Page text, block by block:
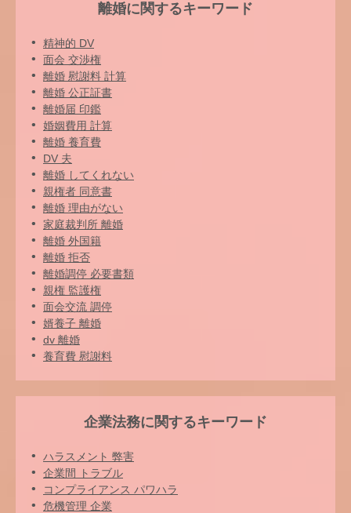
離婚に関するキーワード
精神的 DV
面会 交渉権
離婚 慰謝料 計算
離婚 公正証書
離婚届 印鑑
婚姻費用 計算
離婚 養育費
DV 夫
離婚 してくれない
親権者 同意書
離婚 理由がない
家庭裁判所 離婚
離婚 外国籍
離婚 拒否
離婚調停 必要書類
親権 監護権
面会交流 調停
婿養子 離婚
dv 離婚
養育費 慰謝料
企業法務に関するキーワード
ハラスメント 弊害
企業間 トラブル
コンプライアンス パワハラ
危機管理 企業